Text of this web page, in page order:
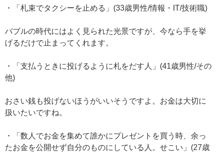
・「札束でタクシーを止める」(33歳男性/情報・IT/技術職)
バブルの時代にはよく見られた光景ですが、今なら手を挙
げるだけで止まってくれます。
・「支払うときに投げるように札をだす人」(41歳男性/その
他)
おさい銭も投げないほうがいいそうですよ。お金は大切に
扱いたいですね。
・「数人でお金を集めて誰かにプレゼントを買う時、余っ
たお金を公開せず自分のものにしている人。せこい」(27歳